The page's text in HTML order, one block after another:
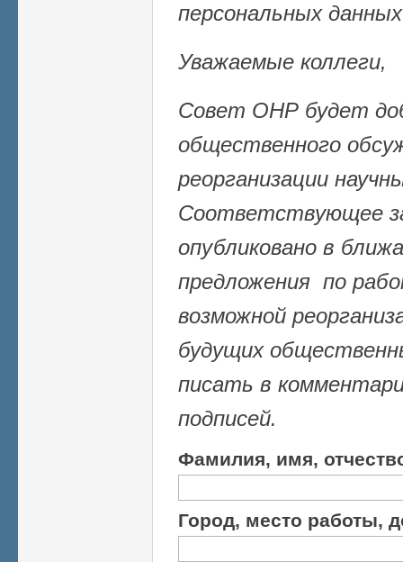
персональных
Уважаемые коллеги,
Совет ОНР будет
общественного
реорганизации
Соответствующее
опубликовано в
предложения по
возможной
будущих
писать в
подписей.
Фамилия, имя,
Город, место работы,